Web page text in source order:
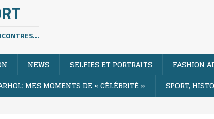
NEWS SELFIES ET PORTRAITS FASHION
MES MOMENTS DE « CÉLÉBRITÉ »
SPORT,